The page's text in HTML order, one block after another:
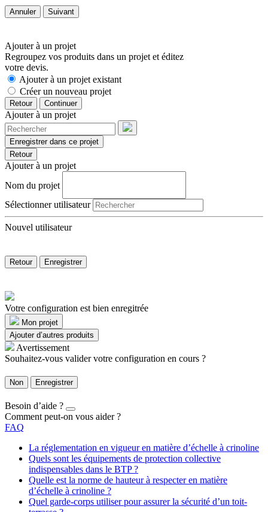
Annuler Suivant
Ajouter à un projet
Regroupez vos produits dans un projet et éditez
votre devis.
Ajouter à un projet existant
Créer un nouveau projet
Retour Continuer
Ajouter à un projet
Enregistrer dans ce projet
Retour
Ajouter à un projet
Nom du projet
Sélectionner utilisateur
Nouvel utilisateur
Retour Enregistrer
Votre configuration est bien enregitrée
Mon projet
Ajouter d’autres produits
Avertissement
Souhaitez-vous valider votre configuration en cours ?
Non Enregistrer
Besoin d’aide ?
Comment peut-on vous aider ?
FAQ
La réglementation en vigueur en matière d’échelle à crinoline
Quels sont les équipements de protection collective
indispensables dans le BTP ?
Quelle est la norme de hauteur à respecter en matière
d’échelle à crinoline ?
Quel garde-corps utiliser pour assurer la sécurité d’un toit-